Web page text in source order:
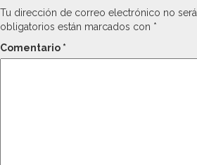
Tu dirección de correo electrónico no
obligatorios están marcados con *
Comentario *